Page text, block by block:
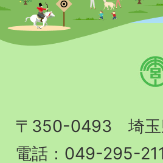
毛
呂
町
役
〒350-0493 埼玉
電話：049-295-